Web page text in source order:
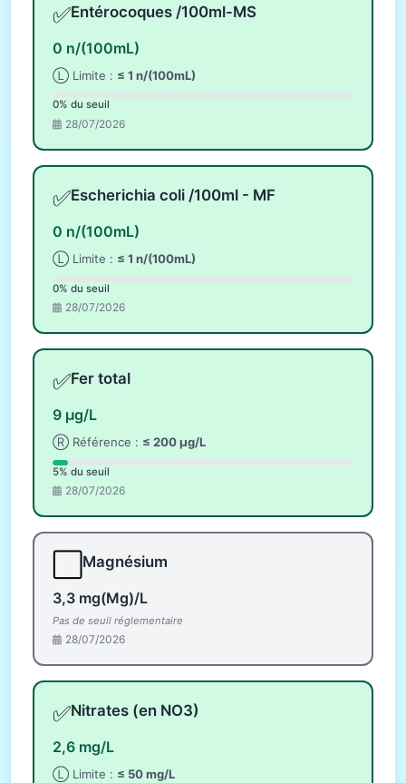
✅Entérocoques /100ml-MS
0 n/(100mL)
Ⓛ Limite : ≤ 1 n/(100mL)
0% du seuil
28/07/2026
✅Escherichia coli /100ml - MF
0 n/(100mL)
Ⓛ Limite : ≤ 1 n/(100mL)
0% du seuil
28/07/2026
✅Fer total
9 µg/L
Ⓡ Référence : ≤ 200 µg/L
5% du seuil
28/07/2026
Magnésium
3,3 mg(Mg)/L
Pas de seuil réglementaire
28/07/2026
✅Nitrates (en NO3)
2,6 mg/L
Ⓛ Limite : ≤ 50 mg/L